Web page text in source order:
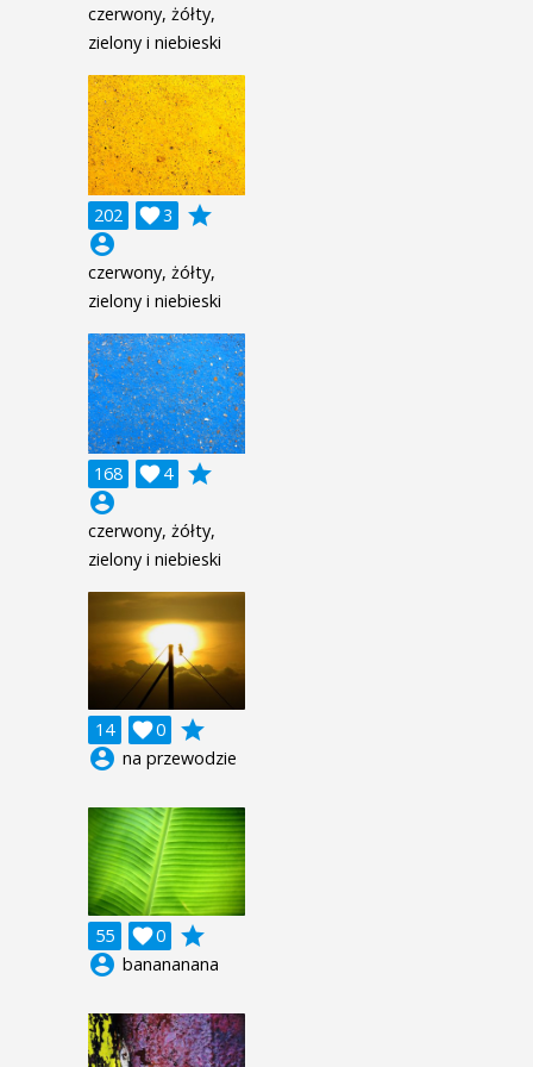
czerwony, żółty,
zielony i niebieski
202 3

grade
account_circle
czerwony, żółty,
zielony i niebieski
168 4

grade
account_circle
czerwony, żółty,
zielony i niebieski
14 0

grade
account_circle na przewodzie
55 0

grade
account_circle banananana